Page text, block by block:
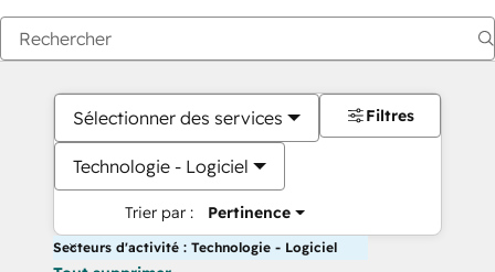
Sélectionner des services
Technologie - Logiciel
Trier par : Pertinence
Filtres
Secteurs d'activité : Technologie - Logiciel